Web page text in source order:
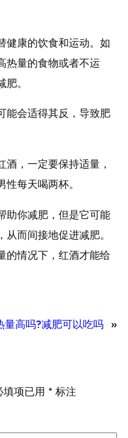
健康的饮食和运动。如
热量的食物或者不运
肥。
能会适得其反，导致肥
酒，一定要保持适量，
性每天喝两杯。
助你减肥，但是它可能
而间接地促进减肥。
的情况下，红酒才能给
量高吗?减肥可以吃吗 »
填项已用 * 标注